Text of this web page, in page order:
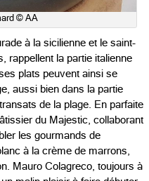
© AA
à la sicilienne et le saint-
rappellent la partie italienne
plats peuvent ainsi se
aussi bien dans la partie
de la plage. En parfaite
du Majestic, collaborant
les gourmands de
à la crème de marrons,
Mauro Colagreco, toujours à